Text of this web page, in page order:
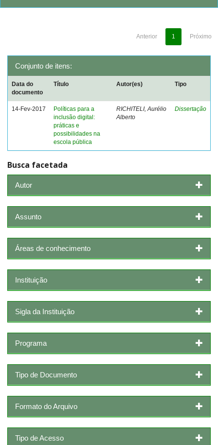
Anterior 1 Próximo
Conjunto de itens:
Data do
documento
Título Autor(es) Tipo
14-Fev-2017
Políticas para a
inclusão digital:
práticas e
possibilidades na
escola pública
RICHITELI, Aurélio
Alberto
Dissertação
Busca facetada
Autor
Assunto
Áreas de conhecimento
Instituição
Sigla da Instituição
Programa
Tipo de Documento
Formato do Arquivo
Tipo de Acesso